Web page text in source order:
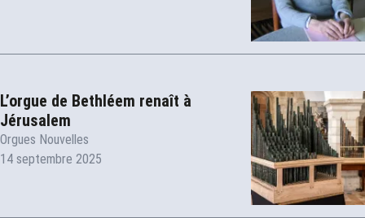
L’orgue de Bethléem renaît à
Jérusalem
Orgues Nouvelles
14 septembre 2025